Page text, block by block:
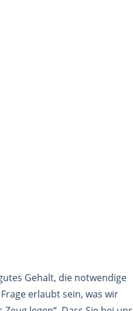
Gehalt, die notwendige
erlaubt sein, was wir